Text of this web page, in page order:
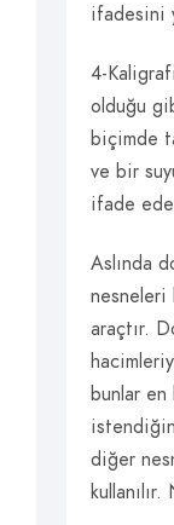
ifadesini
4-
olduğu
biçimde
ve bir
ifade
Aslında
nesneleri
araçtır.
bunlar en
diğer